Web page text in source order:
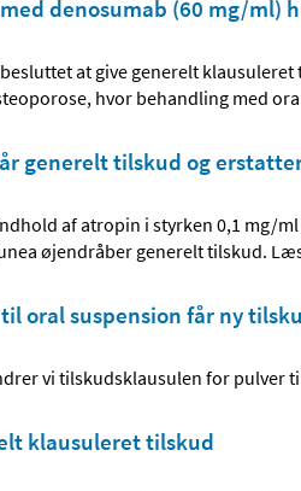
denosumab (60 mg/ml)
at give generelt
hvor behandling med
generelt tilskud og
af atropin i styrken 0,1 mg/
øjendråber generelt tilskud.
oral suspension får ny
vi tilskudsklausulen for pulver
klausuleret tilskud